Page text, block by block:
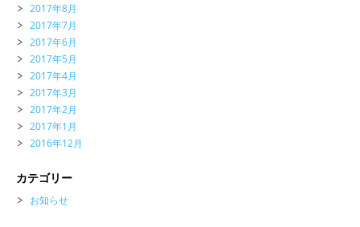
2017年8月
2017年7月
2017年6月
2017年5月
2017年4月
2017年3月
2017年2月
2017年1月
2016年12月
カテゴリー
お知らせ